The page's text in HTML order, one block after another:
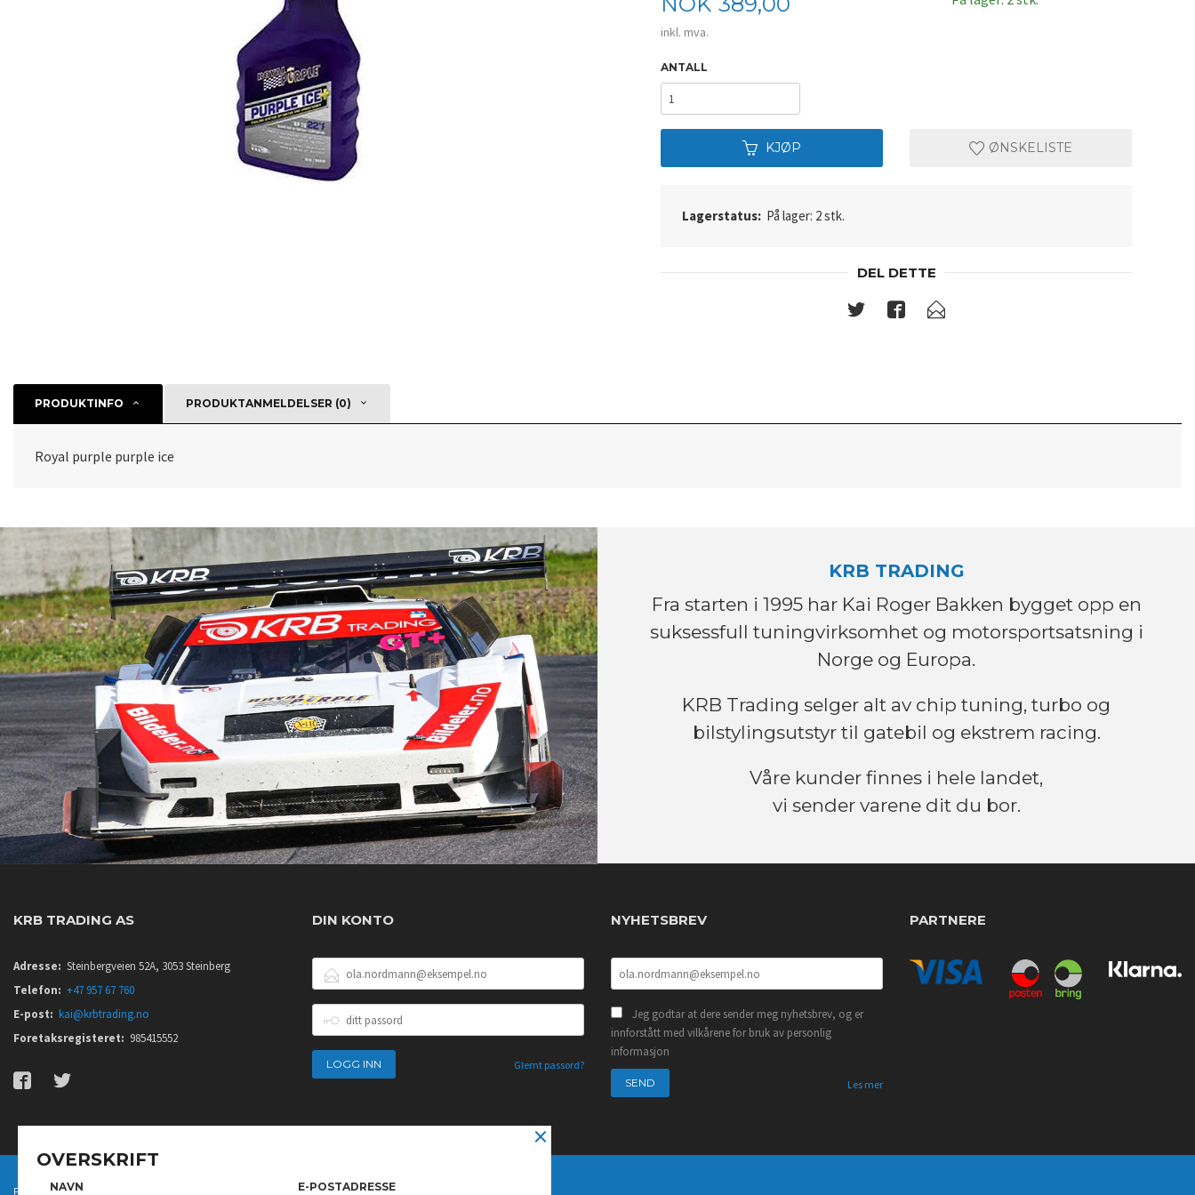
inkl. mva.
ANTALL
KJØP ØNSKELISTE
Lagerstatus: På lager: 2 stk.
DEL DETTE
PRODUKTINFO PRODUKTANMELDELSER (0)
Royal purple purple ice
KRB TRADING
Fra starten i 1995 har Kai Roger Bakken bygget opp en
suksessfull tuningvirksomhet og motorsportsatsning i
Norge og Europa.
KRB Trading selger alt av chip tuning, turbo og
bilstylingsutstyr til gatebil og ekstrem racing.
Våre kunder finnes i hele landet,
vi sender varene dit du bor.
KRB TRADING AS
Adresse: Steinbergveien 52A, 3053 Steinberg
Telefon: +47 957 67 760
E-post: kai@krbtrading.no
Foretaksregisteret: 985415552
DIN KONTO
POSTADRESSE
PASSORD
Glemt passord?
NYHETSBREV
Jeg godtar at dere sender meg nyhetsbrev, og er
innforstått med vilkårene for bruk av personlig
informasjon
Les mer
PARTNERE
FRAKT KJØPSBETINGELSER SIKKERHET OG PERSONVERN NYHETSBREV
×
OVERSKRIFT
NAVN E-POSTADRESSE